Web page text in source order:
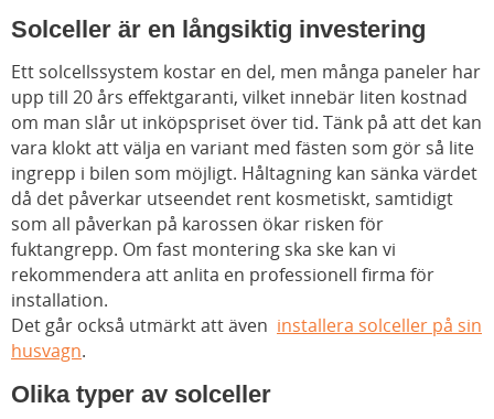
Solceller är en långsiktig investering
Ett solcellssystem kostar en del, men många paneler har
upp till 20 års effektgaranti, vilket innebär liten kostnad
om man slår ut inköpspriset över tid. Tänk på att det kan
vara klokt att välja en variant med fästen som gör så lite
ingrepp i bilen som möjligt. Håltagning kan sänka värdet
då det påverkar utseendet rent kosmetiskt, samtidigt
som all påverkan på karossen ökar risken för
fuktangrepp. Om fast montering ska ske kan vi
rekommendera att anlita en professionell firma för
installation.
Det går också utmärkt att även installera solceller på sin
husvagn.
Olika typer av solceller